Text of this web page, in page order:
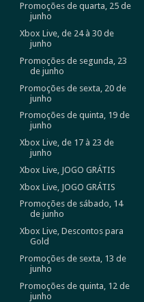
Promoções de quarta, 25 de
junho
Xbox Live, de 24 à 30 de
junho
Promoções de segunda, 23
de junho
Promoções de sexta, 20 de
junho
Promoções de quinta, 19 de
junho
Xbox Live, de 17 à 23 de
junho
Xbox Live, JOGO GRÁTIS
Xbox Live, JOGO GRÁTIS
Promoções de sábado, 14
de junho
Xbox Live, Descontos para
Gold
Promoções de sexta, 13 de
junho
Promoções de quinta, 12 de
junho